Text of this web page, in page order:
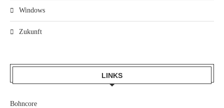
Windows
Zukunft
LINKS
Bohncore